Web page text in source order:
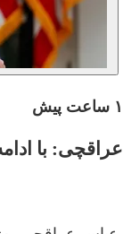
۱ ساعت پیش
عراقچی: با